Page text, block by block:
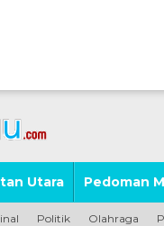
Utara Pedoman
Politik Olahraga